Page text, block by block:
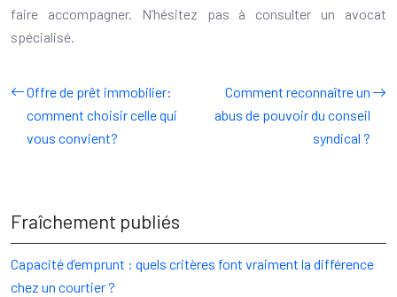
faire accompagner. N’hésitez pas à consulter un avocat
spécialisé.
Offre de prêt immobilier:
comment choisir celle qui
vous convient?
Comment reconnaître un
abus de pouvoir du conseil
syndical ?
Fraîchement publiés
Capacité d’emprunt : quels critères font vraiment la différence
chez un courtier ?